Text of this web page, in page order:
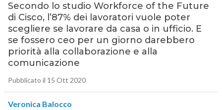
Secondo lo studio Workforce of the Future
di Cisco, l’87% dei lavoratori vuole poter
scegliere se lavorare da casa o in ufficio. E
se fossero ceo per un giorno darebbero
priorità alla collaborazione e alla
comunicazione
Pubblicato il 15 Ott 2020
Veronica Balocco